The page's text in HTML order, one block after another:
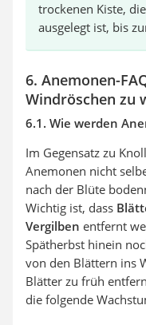
trockenen Kiste,
ausgelegt ist, bis
6. Anemonen-
Windröschen zu
6.1. Wie werden
Im Gegensatz zu
Anemonen nicht
nach der Blüte
Wichtig ist, dass
Vergilben entfernt
Spätherbst hinein
von den Blättern ins
Blätter zu früh
die folgende